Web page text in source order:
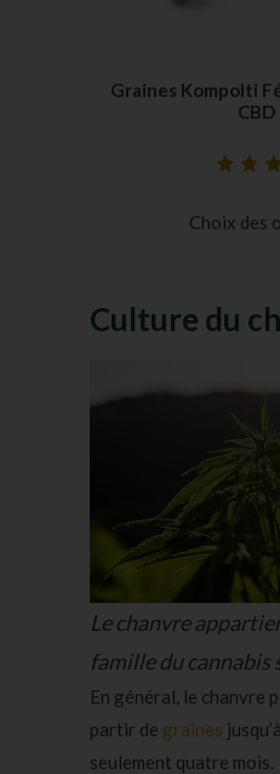
Graines Kompolti
CBD
Choix des
Culture du
Le chanvre
famille du cannabis
En général, le chanvre
partir de graines
seulement quatre mois.